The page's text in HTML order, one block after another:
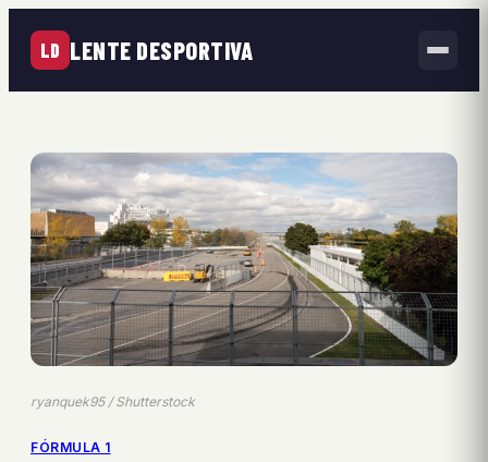
LD LENTE DESPORTIVA
ryanquek95 / Shutterstock
FÓRMULA 1